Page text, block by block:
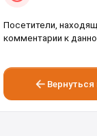
Посетители,
комментарии к
Вернуться